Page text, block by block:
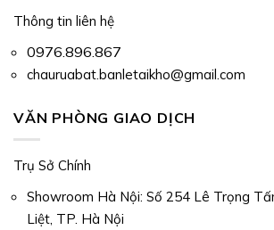
Thông tin liên hệ
0976.896.867
chauruabat.banletaikho@gmail.com
VĂN PHÒNG GIAO DỊCH
Trụ Sở Chính
Showroom Hà Nội: Số 254 Lê Trọng
Liệt, TP. Hà Nội